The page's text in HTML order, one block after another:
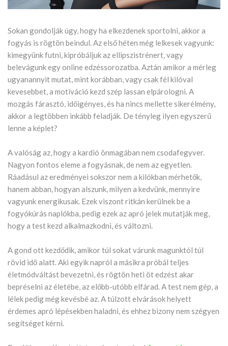
Sokan gondolják úgy, hogy ha elkezdenek sportolni, akkor a
fogyás is rögtön beindul. Az első héten még lelkesek vagyunk:
kimegyünk futni, kipróbáljuk az ellipszistrénert, vagy
belevágunk egy online edzéssorozatba. Aztán amikor a mérleg
ugyanannyit mutat, mint korábban, vagy csak fél kilóval
kevesebbet, a motiváció kezd szép lassan elpárologni. A
mozgás fárasztó, időigényes, és ha nincs mellette sikerélmény,
akkor a legtöbben inkább feladják. De tényleg ilyen egyszerű
lenne a képlet?
A valóság az, hogy a kardió önmagában nem csodafegyver.
Nagyon fontos eleme a fogyásnak, de nem az egyetlen.
Ráadásul az eredményei sokszor nem a kilókban mérhetők,
hanem abban, hogyan alszunk, milyen a kedvünk, mennyire
vagyunk energikusak. Ezek viszont ritkán kerülnek be a
fogyókúrás naplókba, pedig ezek az apró jelek mutatják meg,
hogy a test kezd alkalmazkodni, és változni.
A gond ott kezdődik, amikor túl sokat várunk magunktól túl
rövid idő alatt. Aki egyik napról a másikra próbál teljes
életmódváltást bevezetni, és rögtön heti öt edzést akar
bepréselni az életébe, az előbb-utóbb elfárad. A test nem gép, a
lélek pedig még kevésbé az. A túlzott elvárások helyett
érdemes apró lépésekben haladni, és ehhez bizony nem szégyen
segítséget kérni.